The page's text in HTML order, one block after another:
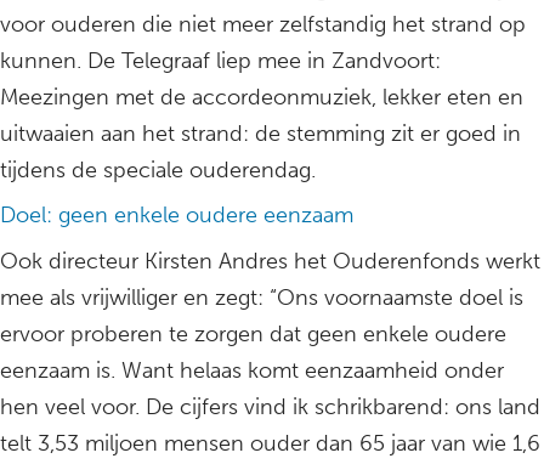
voor ouderen die niet meer zelfstandig het strand op
kunnen. De Telegraaf liep mee in Zandvoort:
Meezingen met de accordeonmuziek, lekker eten en
uitwaaien aan het strand: de stemming zit er goed in
tijdens de speciale ouderendag.
Doel: geen enkele oudere eenzaam
Ook directeur Kirsten Andres het Ouderenfonds werkt
mee als vrijwilliger en zegt: “Ons voornaamste doel is
ervoor proberen te zorgen dat geen enkele oudere
eenzaam is. Want helaas komt eenzaamheid onder
hen veel voor. De cijfers vind ik schrikbarend: ons land
telt 3,53 miljoen mensen ouder dan 65 jaar van wie 1,6